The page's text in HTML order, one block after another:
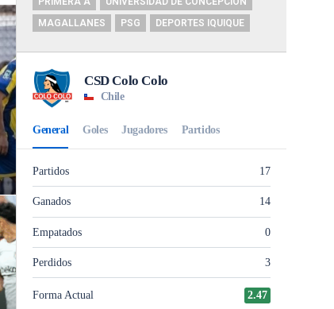
MAGALLANES
PSG DEPORTES IQUIQUE